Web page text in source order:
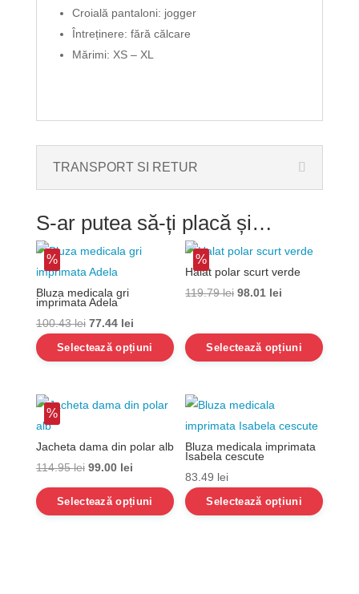
Croială pantaloni: jogger
Întreținere: fără călcare
Mărimi: XS – XL
TRANSPORT SI RETUR
S-ar putea să-ți placă și…
%
Bluza medicala gri
imprimata Adela
100.43lei Prețul
inițial
a
100.43 lei.
77.44 leiPrețul
curent
este:
Selectează opțiuni
%
Halat polar scurt verde
119.79lei Prețul
a
fost:
98.01 lei
este:
98.01 lei.
Selectează opțiuni
%
Jacheta dama din polar alb
114.95lei Prețul
inițial
a
99.00 leiPrețul
curent
este:
Selectează opțiuni
Bluza medicala imprimata
Isabela cescute
83.49 lei
Selectează opțiuni